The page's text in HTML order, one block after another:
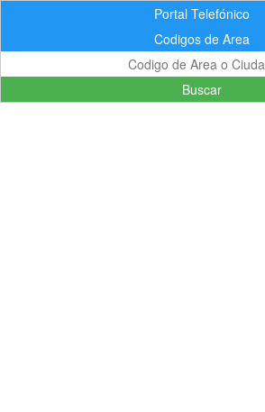
Portal Telefónico
Codigos de Area
Buscar